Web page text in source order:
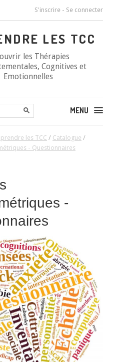
S'inscrire - Se connecter
LES TCC
les Thérapies
Cognitives et
Emotionnelles
MENU
les TCC / Catalogue /
- Questionnaires
-